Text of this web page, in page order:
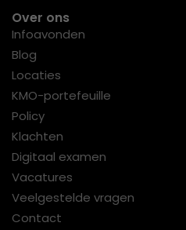
Over ons
Infoavonden
Blog
Locaties
KMO-portefeuille
Policy
Klachten
Digitaal examen
Vacatures
Veelgestelde vragen
Contact